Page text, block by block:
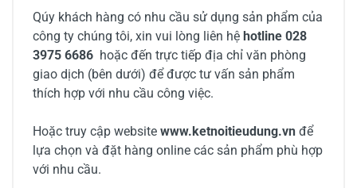
Qúy khách hàng có nhu cầu sử dụng sản phẩm của
công ty chúng tôi, xin vui lòng liên hệ hotline 028
3975 6686 hoặc đến trực tiếp địa chỉ văn phòng
giao dịch (bên dưới) để được tư vấn sản phẩm
thích hợp với nhu cầu công việc.
Hoặc truy cập website www.ketnoitieudung.vn để
lựa chọn và đặt hàng online các sản phẩm phù hợp
với nhu cầu.